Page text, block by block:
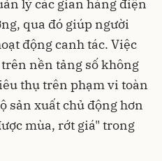
lý các gian hàng điện
qua đó giúp người
động canh tác. Việc
nền tảng số không
thụ trên phạm vi toàn
sản xuất chủ động hơn
mùa, rớt giá" trong